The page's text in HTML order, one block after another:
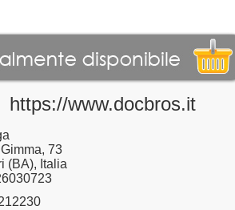
https://www.docbros.it
73
(BA), Italia